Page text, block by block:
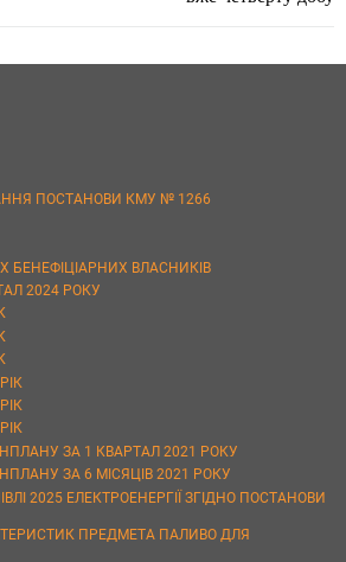
ПОСТАНОВИ КМУ № 1266
БЕНЕФІЦІАРНИХ ВЛАСНИКІВ
2024 РОКУ
ЗА 1 КВАРТАЛ 2021 РОКУ
ЗА 6 МІСЯЦІВ 2021 РОКУ
2025 ЕЛЕКТРОЕНЕРГІЇ ЗГІДНО ПОСТАНОВИ
ПРЕДМЕТА ПАЛИВО ДЛЯ